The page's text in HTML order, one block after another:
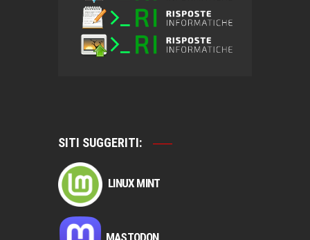
SITI SUGGERITI:
LINUX MINT